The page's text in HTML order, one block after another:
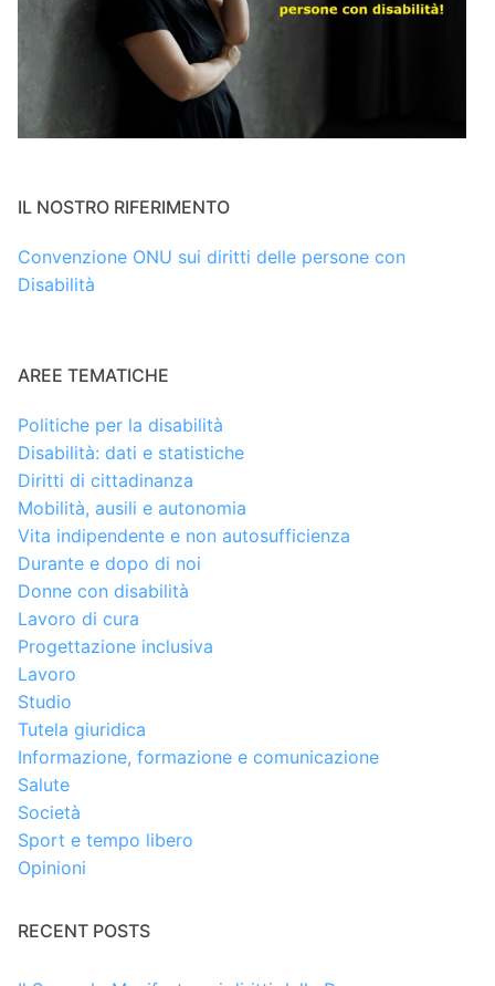
IL NOSTRO RIFERIMENTO
Convenzione ONU sui diritti delle persone con
Disabilità
AREE TEMATICHE
Politiche per la disabilità
Disabilità: dati e statistiche
Diritti di cittadinanza
Mobilità, ausili e autonomia
Vita indipendente e non autosufficienza
Durante e dopo di noi
Donne con disabilità
Lavoro di cura
Progettazione inclusiva
Lavoro
Studio
Tutela giuridica
Informazione, formazione e comunicazione
Salute
Società
Sport e tempo libero
Opinioni
RECENT POSTS